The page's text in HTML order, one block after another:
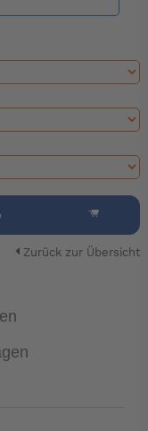
Zurück zur Übersicht